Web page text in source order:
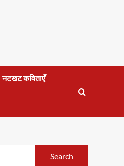
नटखट कविताएँ